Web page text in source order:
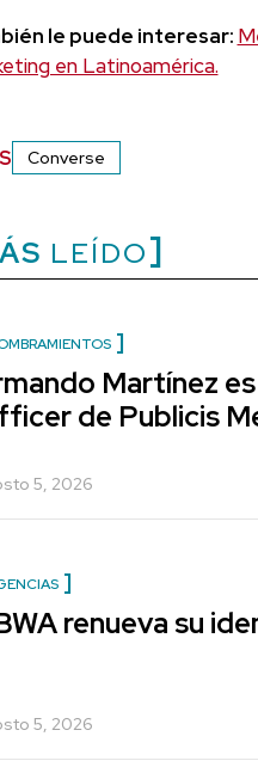
le puede interesar:
en Latinoamérica.
Converse
LEÍDO
Martínez
de Publicis
5, 2026
renueva su
5, 2026